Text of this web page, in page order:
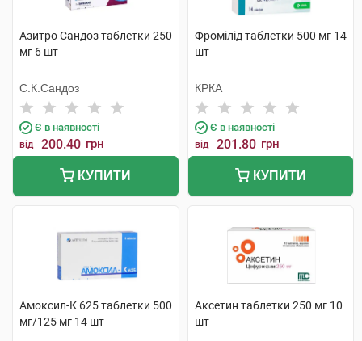
Азитро Сандоз таблетки 250
мг 6 шт
С.К.Сандоз
Є в наявності
від 200.40 грн
КУПИТИ
Фромілід таблетки 500 мг 14
шт
КРКА
Є в наявності
від 201.80 грн
КУПИТИ
Амоксил-К 625 таблетки 500
мг/125 мг 14 шт
Аксетин таблетки 250 мг 10
шт